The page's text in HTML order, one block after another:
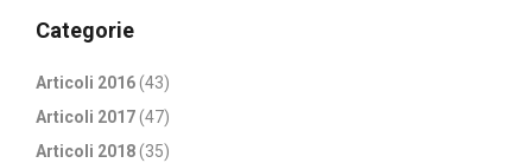
Categorie
Articoli 2016(43)
Articoli 2017(47)
Articoli 2018(35)